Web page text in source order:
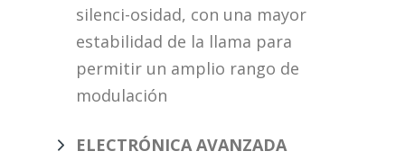
silenci-osidad, con una mayor
estabilidad de la llama para
permitir un amplio rango de
modulación
​ELECTRÓNICA AVANZADA